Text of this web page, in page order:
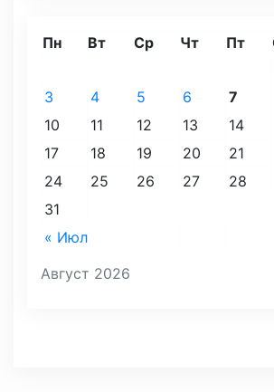
Август 2026
Пн Вт Ср Чт Пт
« Июл
3
4 5 6 7
10
11 12 13 14
17
18 19 20 21
24
25 26 27 28
31